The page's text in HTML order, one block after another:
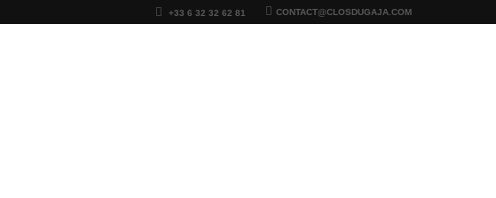
+33 6 32 32 62 81 CONTACT@CLOSDUGAJA.COM